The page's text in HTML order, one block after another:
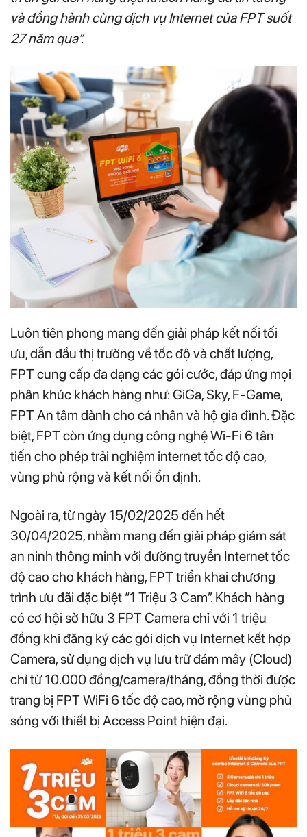
và đồng hành cùng dịch vụ Internet của FPT suốt
27 năm qua”.
Luôn tiên phong mang đến giải pháp kết nối tối
ưu, dẫn đầu thị trường về tốc độ và chất lượng,
FPT cung cấp đa dạng các gói cước, đáp ứng mọi
phân khúc khách hàng như: GiGa, Sky, F-Game,
FPT An tâm dành cho cá nhân và hộ gia đình. Đặc
biệt, FPT còn ứng dụng công nghệ Wi-Fi 6 tân
tiến cho phép trải nghiệm internet tốc độ cao,
vùng phủ rộng và kết nối ổn định.
Ngoài ra, từ ngày 15/02/2025 đến hết
30/04/2025, nhằm mang đến giải pháp giám sát
an ninh thông minh với đường truyền Internet tốc
độ cao cho khách hàng, FPT triển khai chương
trình ưu đãi đặc biệt “1 Triệu 3 Cam”. Khách hàng
có cơ hội sở hữu 3 FPT Camera chỉ với 1 triệu
đồng khi đăng ký các gói dịch vụ Internet kết hợp
Camera, sử dụng dịch vụ lưu trữ đám mây (Cloud)
chỉ từ 10.000 đồng/camera/tháng, đồng thời được
trang bị FPT WiFi 6 tốc độ cao, mở rộng vùng phủ
sóng với thiết bị Access Point hiện đại.